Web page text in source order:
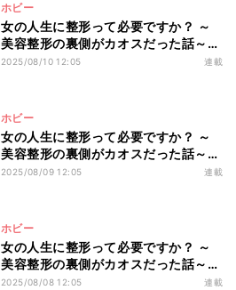
ホビー
女の人生に整形って必要ですか？ ～
美容整形の裏側がカオスだった話～
第4回 【漫画】美容整形は「誰にでも
2025/08/10 12:05 連載
ホビー
女の人生に整形って必要ですか？ ～
美容整形の裏側がカオスだった話～
第3回 【漫画】「無理だろ!!」アニメ
2025/08/09 12:05 連載
ホビー
女の人生に整形って必要ですか？ ～
美容整形の裏側がカオスだった話～
第2回 【漫画】整形してなりたい顔は
2025/08/08 12:05 連載